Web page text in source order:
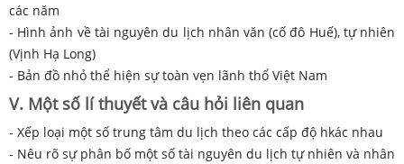
các năm
- Hình ảnh về tài nguyên du lịch nhân văn (cố đô Huế), tự nhiên
(Vịnh Hạ Long)
- Bản đồ nhỏ thể hiện sự toàn vẹn lãnh thổ Việt Nam
V. Một số lí thuyết và câu hỏi liên quan
- Xếp loại một số trung tâm du lịch theo các cấp độ hkác nhau
- Nêu rõ sự phân bố một số tài nguyên du lịch tự nhiên và nhân